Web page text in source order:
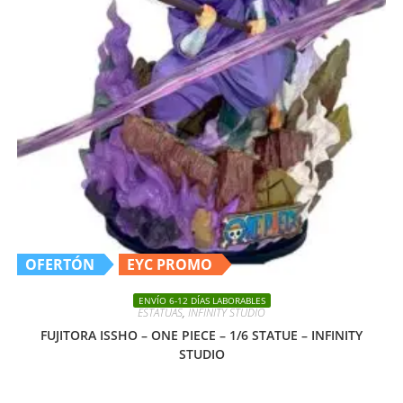
OFERTÓN EYC PROMO
ENVÍO 6-12 DÍAS LABORABLES
ESTATUAS,INFINITY STUDIO
FUJITORA ISSHO – ONE PIECE – 1/6 STATUE – INFINITY
STUDIO